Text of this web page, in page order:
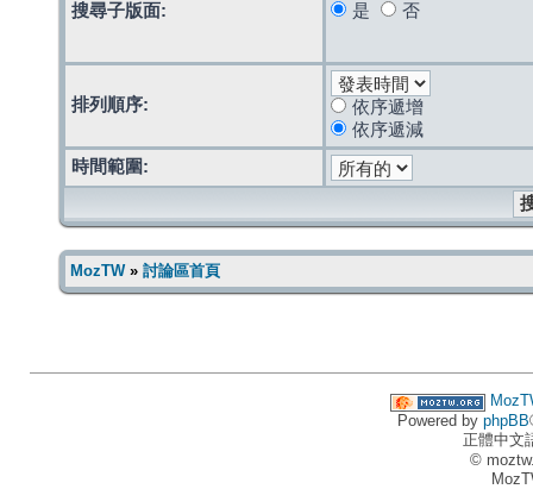
搜尋子版面: 是 否
排列順序:
依序遞增
依序遞減
時間範圍:
MozTW» 討論區首頁
Powered by phpBB
正體中文
©